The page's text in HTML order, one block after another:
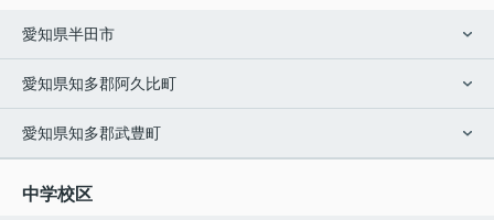
愛知県半田市
愛知県知多郡阿久比町
愛知県知多郡武豊町
中学校区